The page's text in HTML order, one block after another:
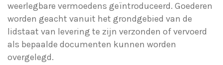
weerlegbare vermoedens geïntroduceerd. Goederen
worden geacht vanuit het grondgebied van de
lidstaat van levering te zijn verzonden of vervoerd
als bepaalde documenten kunnen worden
overgelegd.